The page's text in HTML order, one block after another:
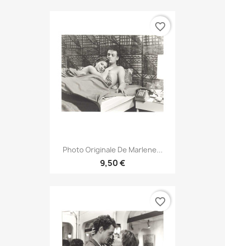
Photo Originale De Marlene...
9,50 €
favorite_border
favorite_border